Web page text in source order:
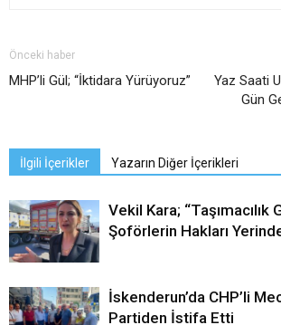
Önceki haber
MHP’li Gül; “İktidara Yürüyoruz”
Yaz Saati
Gün
İlgili İçerikler Yazarın Diğer İçerikleri
Vekil Kara; “Taşımacılık
Şoförlerin Hakları
İskenderun’da CHP’li
Partiden İstifa Etti